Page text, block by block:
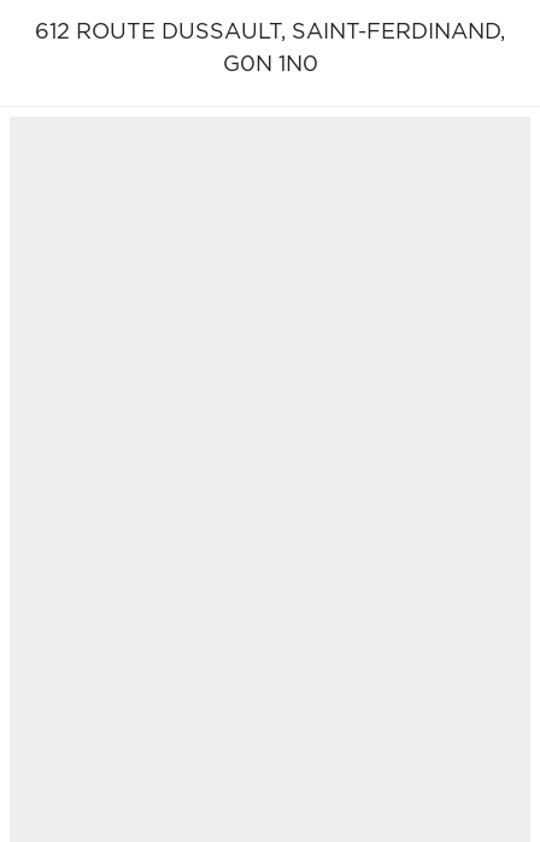
612 ROUTE DUSSAULT, SAINT-FERDINAND,
G0N 1N0